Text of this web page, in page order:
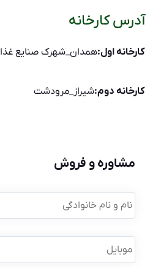
آدرس کارخانه
کارخانه اول:همدان_شهرک صنایع
کارخانه دوم:شیراز_مرودشت
مشاوره و فروش
نام
و
نام
موبایل *